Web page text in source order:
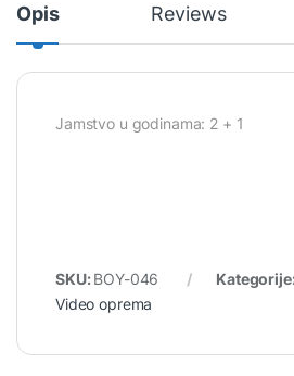
Opis Reviews
Jamstvo u godinama: 2 + 1
SKU:BOY-046
Video oprema